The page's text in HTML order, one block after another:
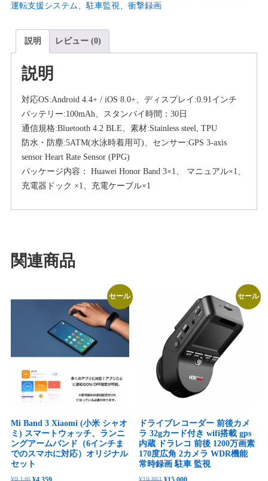
運転支援システム、駐車監視、衝撃録画
説明 レビュー (0)
説明
対応OS:Android 4.4+ / iOS 8.0+、ディスプレイ:0.91インチ
バッテリー:100mAh、スタンバイ時間：30日
通信規格:Bluetooth 4.2 BLE、素材:Stainless steel, TPU
防水・防塵:5ATM(水泳時着用可)、センサー:GPS 3-axis
sensor Heart Rate Sensor (PPG)
パッケージ内容： Huawei Honor Band 3×1、 マニュアル×1、
充電器ドック ×1、充電ケーブル×1
関連商品
セール
Mi Band 3 Xiaomi (小米 シャオ
ミ) スマートウォッチ、ランニ
ングアームバンド（6インチま
でのスマホに対応）オリジナル
セット
元 現
セール
ドライブレコーダー 前後カメ
ラ 32gカード付き wifi搭載 gps
内蔵 ドラレコ 前後 1200万画素
170度広角 2カメラ WDR機能
常時録画 駐車 監視
元 現